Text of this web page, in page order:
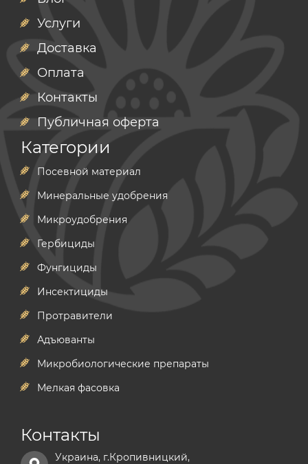
Услуги
Доставка
Оплата
Контакты
Публичная оферта
Категории
Посевной материал
Минеральные удобрения
Микроудобрения
Гербициды
Фунгициды
Инсектициды
Протравители
Адъюванты
Микробиологические препараты
Мелкая фасовка
Контакты
Украина, г.Кропивницкий,